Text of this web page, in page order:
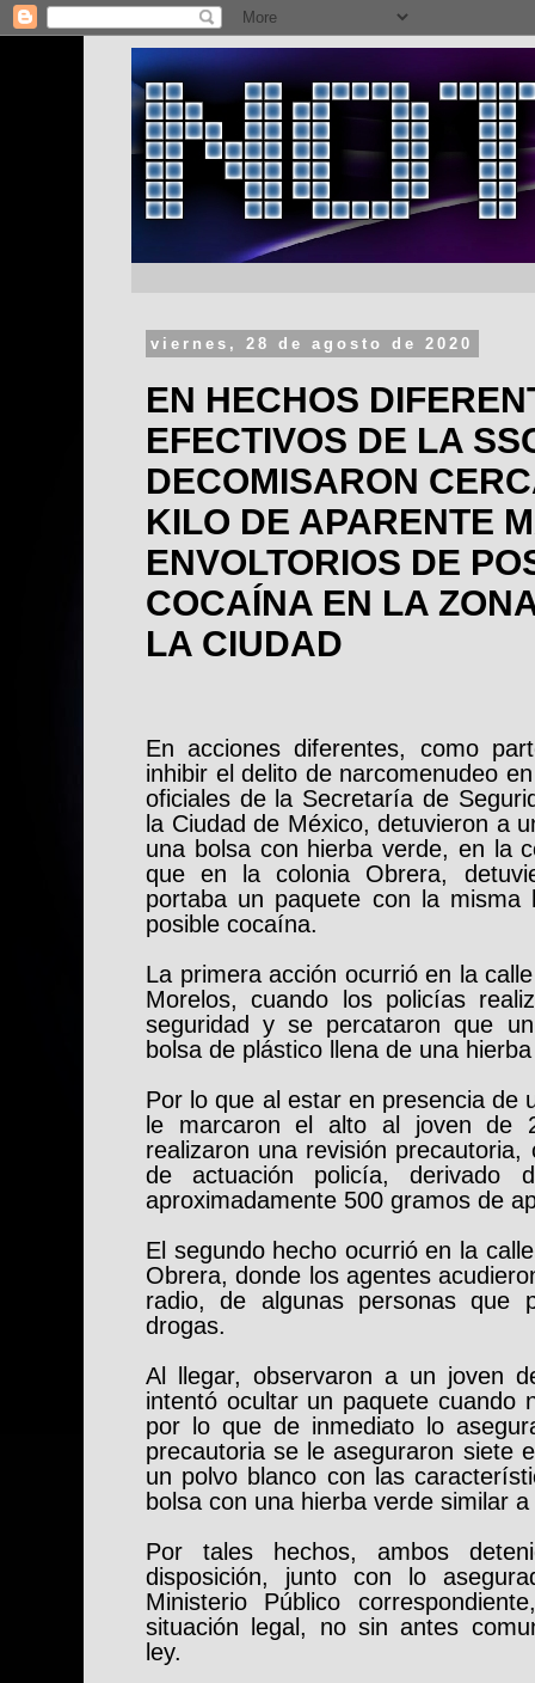
viernes, 28 de agosto de 2020
EN HECHOS
EFECTIVOS DE LA
DECOMISARON
KILO DE APARENTE
ENVOLTORIOS DE
COCAÍNA EN LA
LA CIUDAD
En acciones diferentes, como
inhibir el delito de narcomenudeo
oficiales de la Secretaría de
la Ciudad de México, detuvieron a
una bolsa con hierba verde, en la
que en la colonia Obrera,
portaba un paquete con la misma
posible cocaína.
La primera acción ocurrió en la
Morelos, cuando los policías
seguridad y se percataron que
bolsa de plástico llena de una
Por lo que al estar en presencia de
le marcaron el alto al joven de
realizaron una revisión
de actuación policía, derivado
aproximadamente 500 gramos de
El segundo hecho ocurrió en la
Obrera, donde los agentes
radio, de algunas personas que
drogas.
Al llegar, observaron a un joven
intentó ocultar un paquete cuando
por lo que de inmediato lo
precautoria se le aseguraron siete
un polvo blanco con las
bolsa con una hierba verde similar
Por tales hechos, ambos
disposición, junto con lo
Ministerio Público
situación legal, no sin antes
ley.